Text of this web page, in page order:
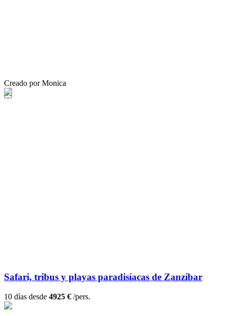
Creado por Monica
Safari, tribus y playas paradisíacas de Zanzíbar
10 días desde 4925 € /pers.